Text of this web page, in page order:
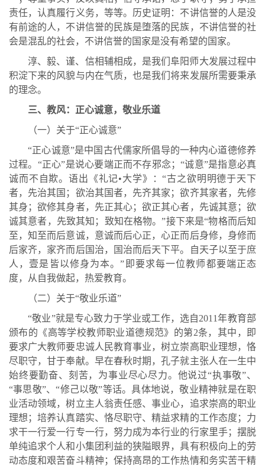
责任，认真履行义务，等等。历史证明：不讲信誉的人是没
有前途的人，不讲信誉的民族是堕落的民族，不讲信誉的社
会是混乱的社会，不讲信誉的国家是没有希望的国家。
淳、毅、谨、信相辅相成，是我们阜阳师大发展过程中
积淀下来的风貌与内在气质，也是我们将来发展所需要秉承
的理念。
三、教风：正心诚意，敬业乐道
（一）关于“正心诚意”
“正心诚意”是中国古代儒家所倡导的一种内心道德修养
过程。“正心”是说心要端正而不存邪念；“诚意”是指意必真
诚而不自欺。语出《礼记•大学》：“古之欲明明德于天下
者，先治其国；欲治其国者，先齐其家；欲齐其家者，先修
其身；欲修其身者，先正其心；欲正其心者，先诚其意；欲
诚其意者，先致其知；致知在格物。”接下来是“物格而后知
至，知至而后意诚，意诚而后心正，心正而后身修，身修而
后家齐，家齐而后国治，国治而后天下平。自天子以至于庶
人，壹是皆以修身为本。”即要求每一位教师都要端正态
度，从自我做起，热爱教育。
（二）关于“敬业乐道”
“敬业”就是专心致力于学业或工作，选自2011年教育部
颁布的《高等学校教师职业道德规范》的第2条，其中，即
要求广大教师要忠诚人民教育事业，树立崇高职业理想，恪
尽职守，甘于奉献。早在春秋时期，孔子就主张人在一生中
始终要勤奋、刻苦，为事业尽心尽力。他说过“执事敬”、
“事思敬”、“修己以敬”等话。具体地说，敬业精神就是在职
业活动领域，树立主人翁责任感、事业心，追求崇高的职业
理想；培养认真踏实、恪尽职守、精益求精的工作态度；力
求干一行爱一行专一行，努力成为本行业的行家里手；摆脱
单纯追求个人和小集团利益的狭隘眼界，具有积极向上的劳
动态度和艰苦奋斗精神；保持高昂的工作热情和务实苦干精